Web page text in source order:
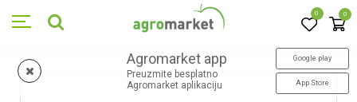
0 0
Agromarket app
Preuzmite besplatno
Agromarket aplikaciju
Google play
App Store